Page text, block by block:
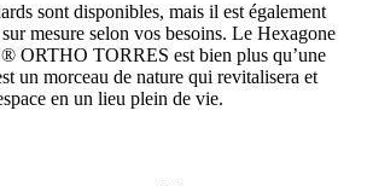
sont disponibles, mais il est également
mesure selon vos besoins. Le Hexagone
ORTHO TORRES est bien plus qu’une
un morceau de nature qui revitalisera et
en un lieu plein de vie.